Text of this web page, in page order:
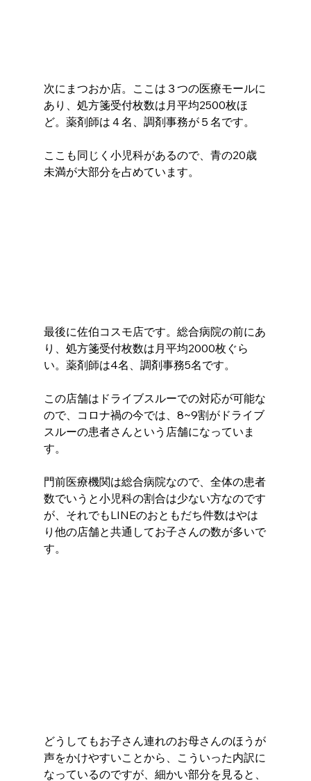
次にまつおか店。ここは３つの医療モールに
あり、処方箋受付枚数は月平均2500枚ほ
ど。薬剤師は４名、調剤事務が５名です。
ここも同じく小児科があるので、青の20歳
未満が大部分を占めています。
最後に佐伯コスモ店です。総合病院の前にあ
り、処方箋受付枚数は月平均2000枚ぐら
い。薬剤師は4名、調剤事務5名です。
この店舗はドライブスルーでの対応が可能な
ので、コロナ禍の今では、8~9割がドライブ
スルーの患者さんという店舗になっていま
す。
門前医療機関は総合病院なので、全体の患者
数でいうと小児科の割合は少ない方なのです
が、それでもLINEのおともだち件数はやは
り他の店舗と共通してお子さんの数が多いで
す。
どうしてもお子さん連れのお母さんのほうが
声をかけやすいことから、こういった内訳に
なっているのですが、細かい部分を見ると、